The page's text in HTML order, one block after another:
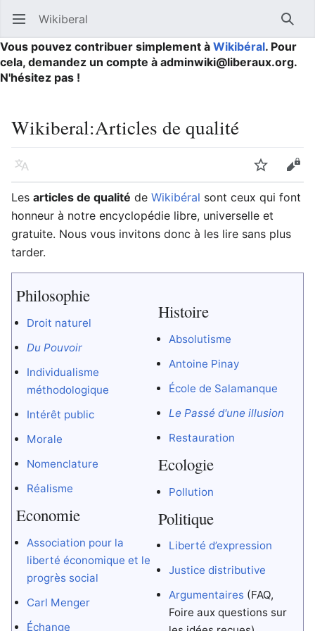
Ouvrir le menu principal Wikiberal
Vous pouvez contribuer simplement à Wikibéral. Pour
cela, demandez un compte à adminwiki@liberaux.org.
N'hésitez pas !
Wikiberal:Articles de qualité
Langue Suivre
Les articles de qualité de Wikibéral sont ceux qui font
honneur à notre encyclopédie libre, universelle et
gratuite. Nous vous invitons donc à les lire sans plus
tarder.
Philosophie
Droit naturel
Du Pouvoir
Individualisme
méthodologique
Intérêt public
Morale
Nomenclature
Réalisme
Economie
Association pour la
liberté économique et le
progrès social
Carl Menger
Échange
Histoire
Absolutisme
Antoine Pinay
École de Salamanque
Le Passé d'une illusion
Restauration
Ecologie
Pollution
Politique
Liberté d’expression
Justice distributive
Argumentaires (FAQ,
Foire aux questions sur